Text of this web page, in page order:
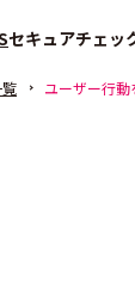
セキュアチェッ
ユーザー行